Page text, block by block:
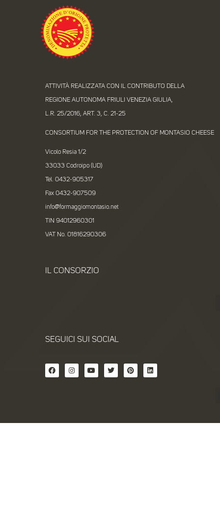
ATTIVITÀ REALIZZATA CON IL CONTRIBUTO DELLA
REGIONE AUTONOMA FRIULI VENEZIA GIULIA,
L.R. 25/2016, ART. 3, C. 21-25
CONSORTIUM FOR THE PROTECTION OF MONTASIO CHEESE
Vicolo Resia 1/2
33033 Codroipo (UD)
Tel. 0432-905317
Fax 0432-907509
info@formaggiomontasio.net
TIN 94012960301
VAT No. 01816290306
IL CONSORZIO
SEGUICI SUI SOCIAL